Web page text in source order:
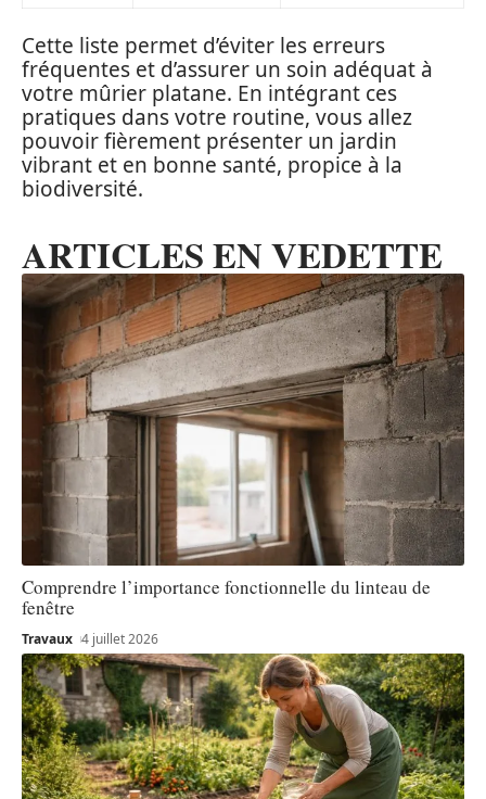
Cette liste permet d’éviter les erreurs
fréquentes et d’assurer un soin adéquat à
votre mûrier platane. En intégrant ces
pratiques dans votre routine, vous allez
pouvoir fièrement présenter un jardin
vibrant et en bonne santé, propice à la
biodiversité.
ARTICLES EN VEDETTE
Comprendre l’importance fonctionnelle du linteau de
fenêtre
Travaux 4 juillet 2026